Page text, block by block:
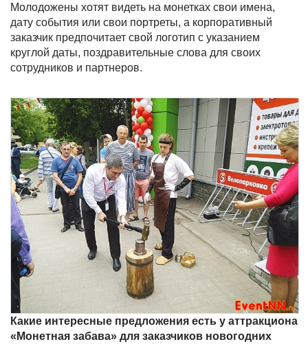
Молодожены хотят видеть на монетках свои имена,
дату события или свои портреты, а корпоративный
заказчик предпочитает свой логотип с указанием
круглой даты, поздравительные слова для своих
сотрудников и партнеров.
Какие интересные предложения есть у аттракциона
«Монетная забава» для заказчиков новогодних